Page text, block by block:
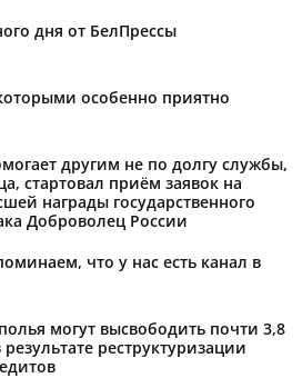
дня от БелПрессы
особенно приятно
другим не по долгу службы,
стартовал приём заявок на
награды государственного
Доброволец России
что у нас есть канал в
могут высвободить почти 3,8
реструктуризации